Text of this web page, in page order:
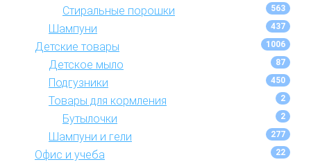
Стиральные порошки 563
Шампуни 437
Детские товары 1006
Детское мыло 87
Подгузники 450
Товары для кормления 2
Бутылочки 2
Шампуни и гели 277
Офис и учеба 22